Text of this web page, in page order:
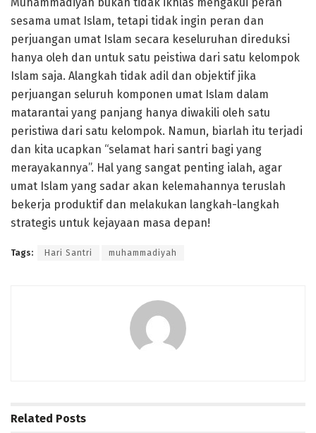
sesama umat Islam, tetapi tidak ingin peran dan
perjuangan umat Islam secara keseluruhan direduksi
hanya oleh dan untuk satu peistiwa dari satu kelompok
Islam saja. Alangkah tidak adil dan objektif jika
perjuangan seluruh komponen umat Islam dalam
matarantai yang panjang hanya diwakili oleh satu
peristiwa dari satu kelompok. Namun, biarlah itu terjadi
dan kita ucapkan “selamat hari santri bagi yang
merayakannya”. Hal yang sangat penting ialah, agar
umat Islam yang sadar akan kelemahannya teruslah
bekerja produktif dan melakukan langkah-langkah
strategis untuk kejayaan masa depan!
Tags: Hari Santri muhammadiyah
Related Posts